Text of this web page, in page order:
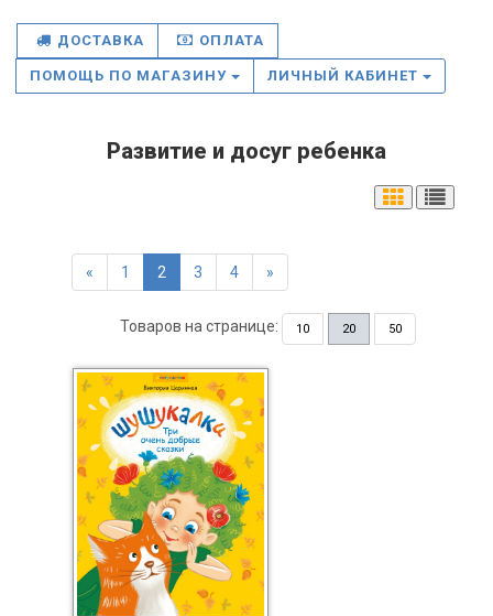
ДОСТАВКА ОПЛАТА
ПОМОЩЬ ПО МАГАЗИНУ ЛИЧНЫЙ КАБИНЕТ
Развитие и досуг ребенка
« 1 2 3 4 »
Товаров на странице: 10 20 50